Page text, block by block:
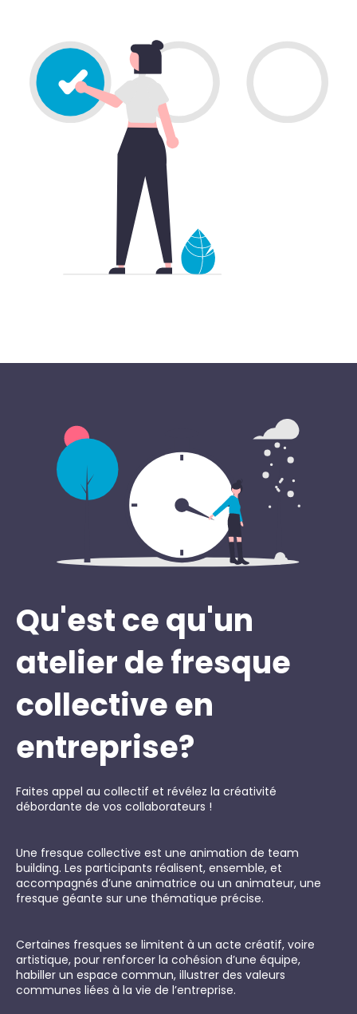
Qu'est ce qu'un
atelier de fresque
collective en
entreprise?
Faites appel au collectif et révélez la créativité
débordante de vos collaborateurs !
Une fresque collective est une animation de team
building. Les participants réalisent, ensemble, et
accompagnés d’une animatrice ou un animateur, une
fresque géante sur une thématique précise.
Certaines fresques se limitent à un acte créatif, voire
artistique, pour renforcer la cohésion d’une équipe,
habiller un espace commun, illustrer des valeurs
communes liées à la vie de l’entreprise.